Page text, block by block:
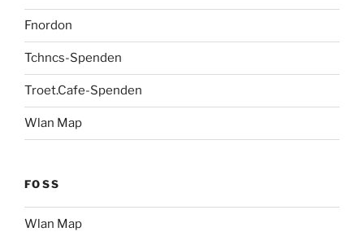
Fnordon
Tchncs-Spenden
Troet.Cafe-Spenden
Wlan Map
FOSS
Wlan Map